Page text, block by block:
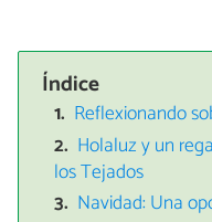
Índice
Reflexionando
Holaluz y un
los Tejados
Navidad: Una